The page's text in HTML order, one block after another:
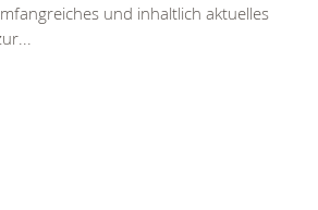
und inhaltlich aktuelles